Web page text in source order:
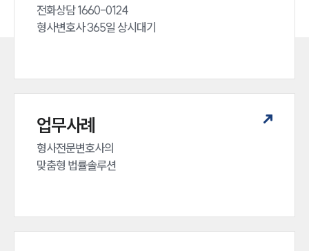
전화상담 1660-0124
형사변호사 365일 상시대기
업무사례
형사전문변호사의
맞춤형 법률솔루션